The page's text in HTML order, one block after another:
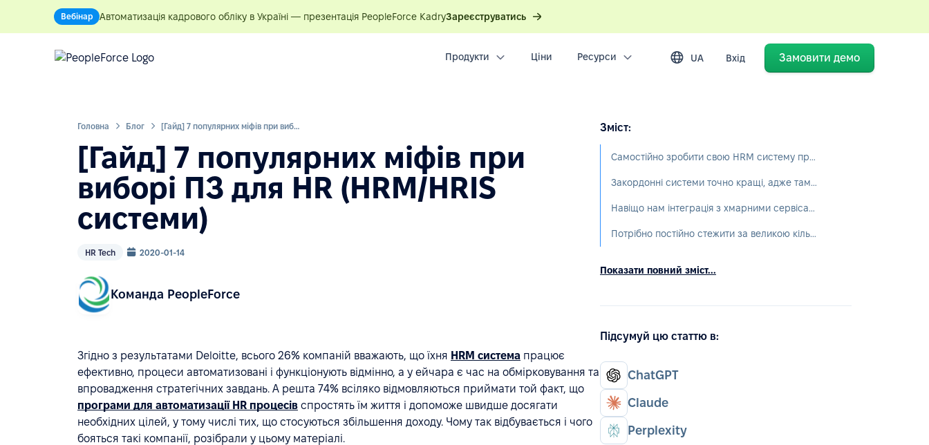
Вебінар Автоматизація кадрового обліку в Україні — презентація PeopleForce KadryЗареєструватись
Продукти Ціни Ресурси UA Вхід Замовити демо
Головна Блог [Гайд] ​​7 популярних міфів при виборі ПЗ для HR (HRM/HRIS системи)
[Гайд] ​​7 популярних міфів при
виборі ПЗ для HR (HRM/HRIS
системи)
HR Tech 2020-01-14
Команда PeopleForce
Згідно з результатами Deloitte, всього 26% компаній вважають, що їхня HRM система працює
ефективно, процеси автоматизовані і функціонують відмінно, а у ейчара є час на обмірковування та
впровадження стратегічних завдань. А решта 74% всіляко відмовляються приймати той факт, що
програми для автоматизації HR процесів спростять їм життя і допоможе швидше досягати
необхідних цілей, у тому числі тих, що стосуються збільшення доходу. Чому так відбувається і чого
бояться такі компанії, розібрали у цьому матеріалі.
Зміст:
Самостійно зробити свою HRM систему простіше
Закордонні системи точно кращі, адже там впроваджують інновації
Навіщо нам інтеграція з хмарними сервісами? Краще нехай усі дані зберігаються на комп'ютері
Потрібно постійно стежити за великою кількістю додатків крім системи HRM, а це незручно
Показати повний зміст...
Підсумуй цю статтю в:
ChatGPT
Claude
Perplexity